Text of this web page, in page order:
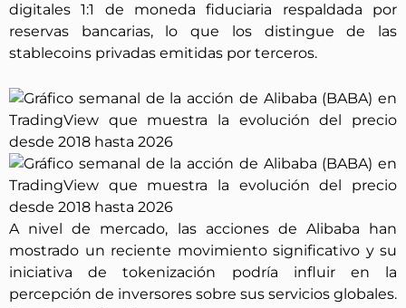
digitales 1:1 de moneda fiduciaria respaldada por
reservas bancarias, lo que los distingue de las
stablecoins privadas emitidas por terceros.
A nivel de mercado, las acciones de Alibaba han
mostrado un reciente movimiento significativo y su
iniciativa de tokenización podría influir en la
percepción de inversores sobre sus servicios globales.